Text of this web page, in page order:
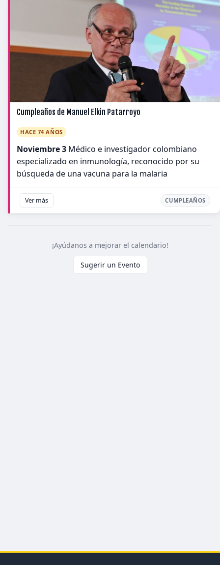
Cumpleaños de Manuel Elkin Patarroyo
HACE 74 AÑOS
Noviembre 3 Médico e investigador colombiano
especializado en inmunología, reconocido por su
búsqueda de una vacuna para la malaria
Ver más CUMPLEAÑOS
¡Ayúdanos a mejorar el calendario!
Sugerir un Evento